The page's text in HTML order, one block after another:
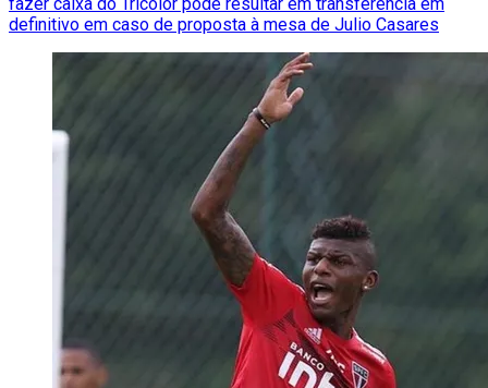
definitivo em caso de proposta à mesa de Julio Casares